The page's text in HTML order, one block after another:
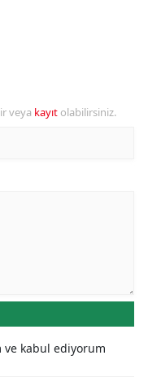
veya kayıt olabilirsiniz.
ve kabul ediyorum